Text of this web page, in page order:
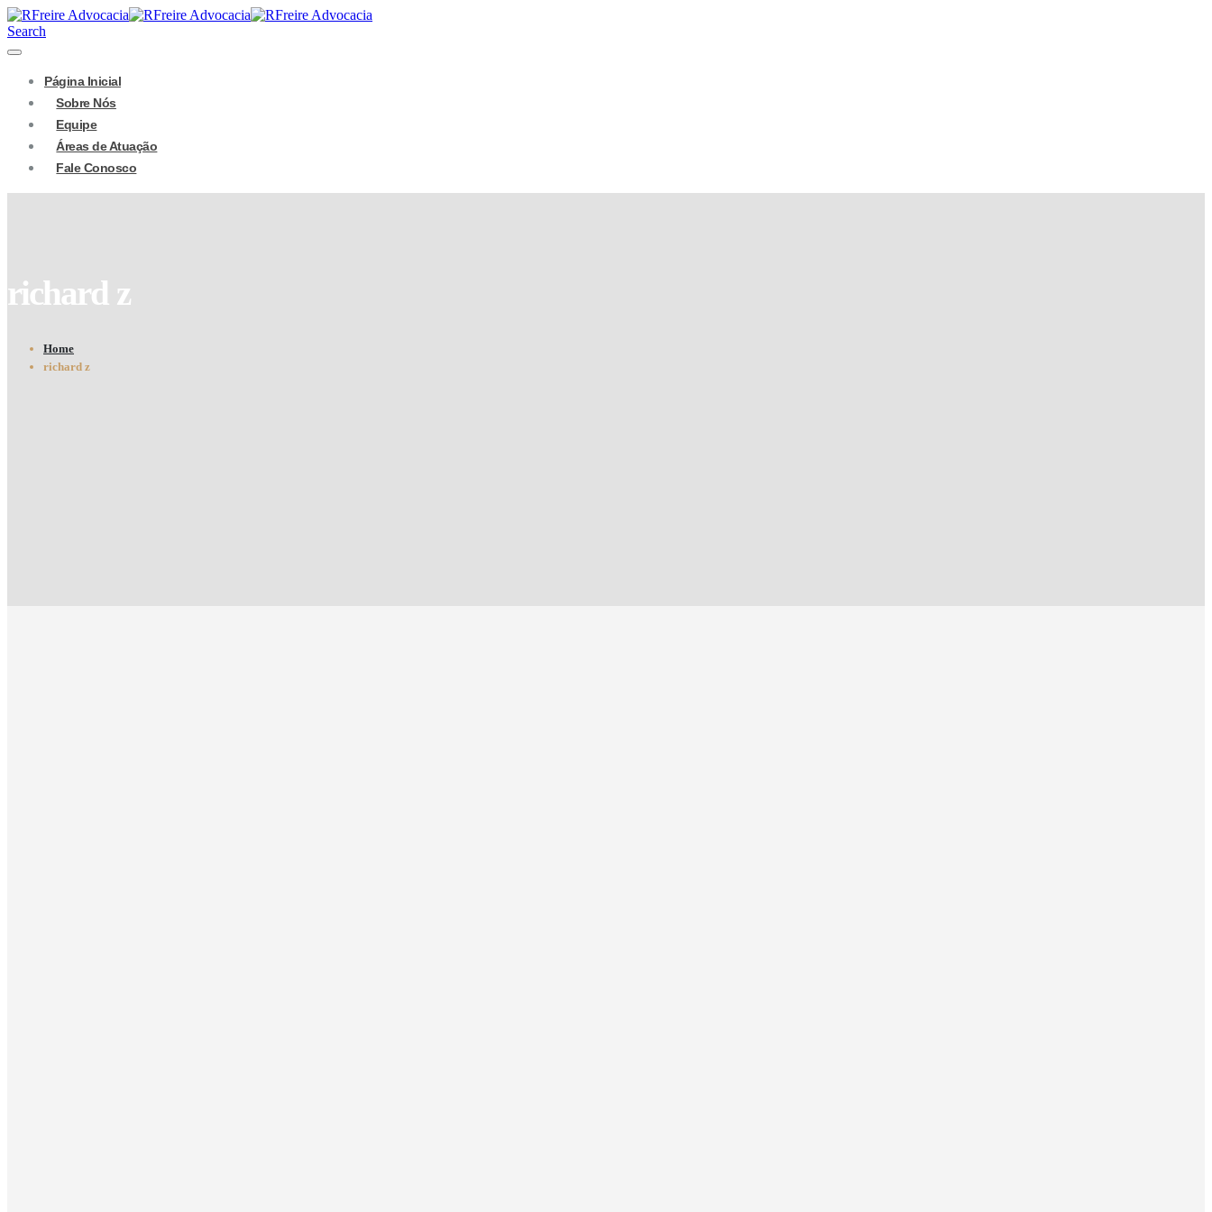
Search
Página Inicial
Sobre Nós
Equipe
Áreas de Atuação
Fale Conosco
richard z
Home
richard z